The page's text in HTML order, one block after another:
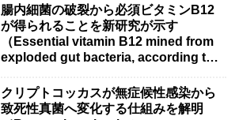
腸内細菌の破裂から必須ビタミンB12
が得られることを新研究が示す
（Essential vitamin B12 mined from
exploded gut bacteria, according to
クリプトコッカスが無症候性感染から
致死性真菌へ変化する仕組みを解明